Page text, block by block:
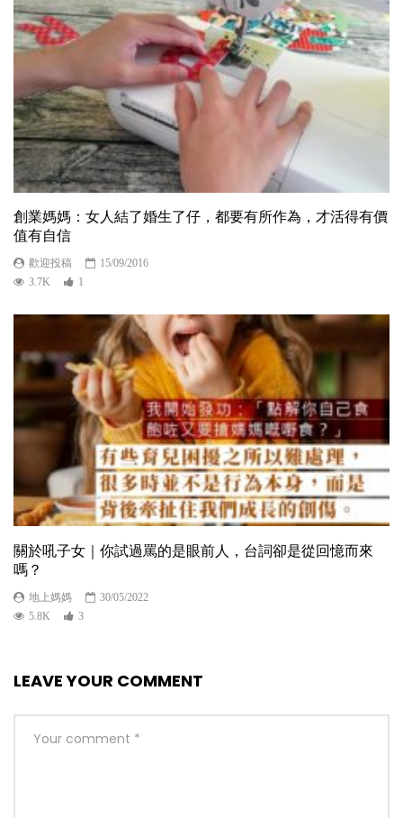
創業媽媽：女人結了婚生了仔，都要有所作為，才活得有價
值有自信
歡迎投稿
15/09/2016
3.7K
1
關於吼子女｜你試過罵的是眼前人，台詞卻是從回憶而來
嗎？
地上媽媽
30/05/2022
5.8K
3
LEAVE YOUR COMMENT